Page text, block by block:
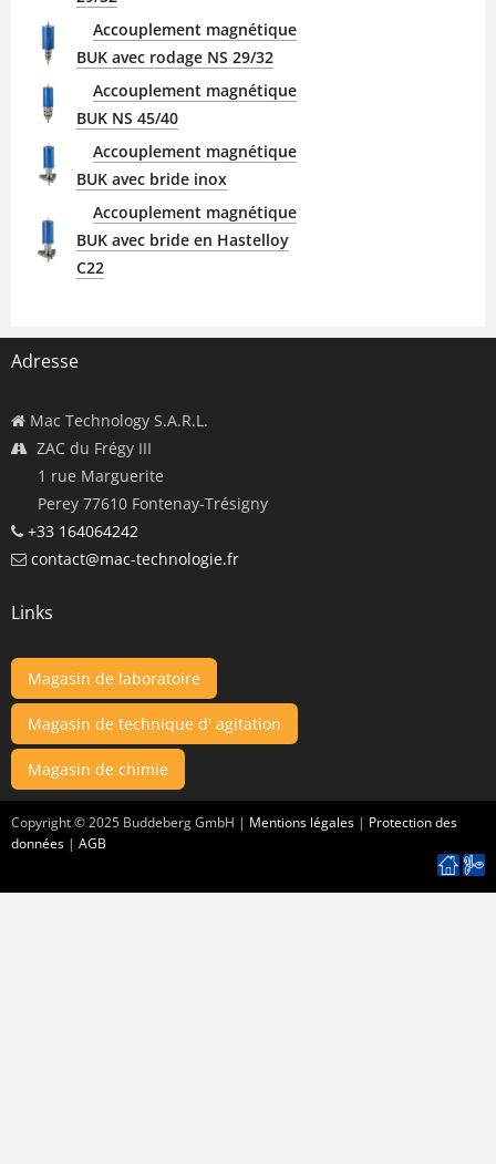
Accouplement magnétique
BUK avec rodage NS 29/32
Accouplement magnétique
BUK NS 45/40
Accouplement magnétique
BUK avec bride inox
Accouplement magnétique
BUK avec bride en Hastelloy
C22
Adresse
Mac Technology S.A.R.L.
ZAC du Frégy III
1 rue Marguerite
Perey 77610 Fontenay-Trésigny
+33 164064242
contact@mac-technologie.fr
Links
Magasin de laboratoire
Magasin de technique d' agitation
Magasin de chimie
Copyright ©2025 Buddeberg GmbH | Mentions légales | Protection des
données | AGB